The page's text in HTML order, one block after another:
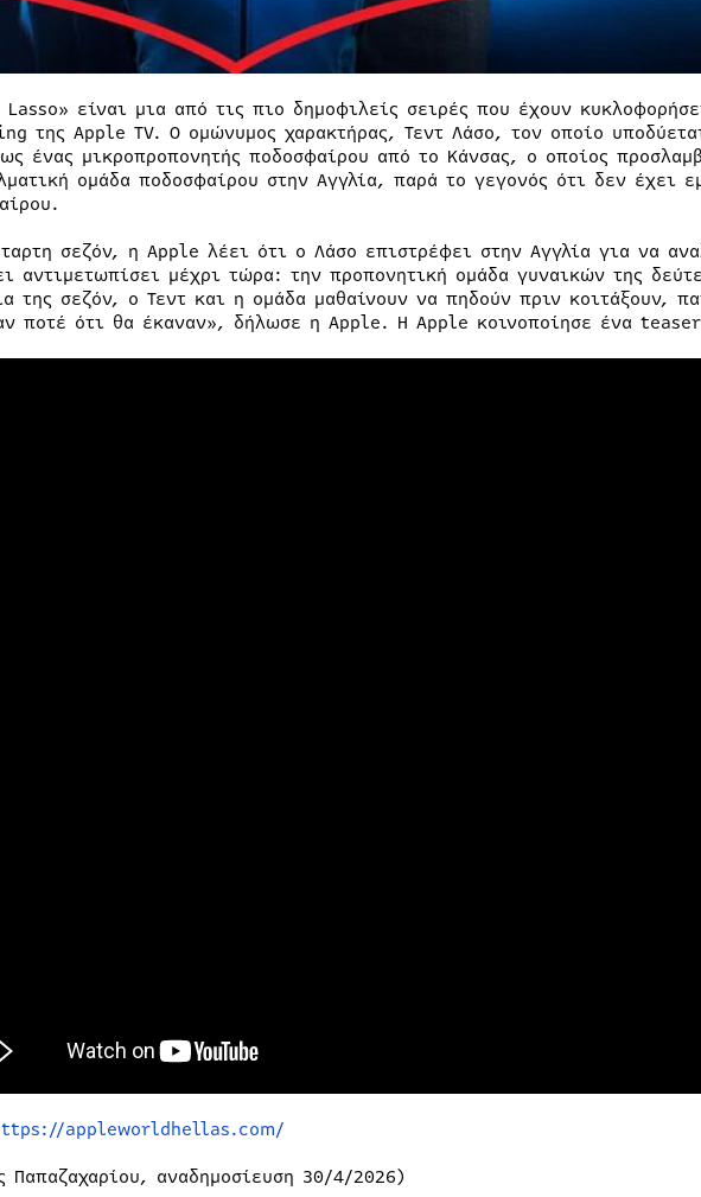
Lasso» είναι μια από τις πιο δημοφιλείς σειρές που έχουν
της Apple TV. Ο ομώνυμος χαρακτήρας, Τεντ Λάσο, τον οποίο
ένας μικροπροπονητής ποδοσφαίρου από το Κάνσας, ο οποίος
ομάδα ποδοσφαίρου στην Αγγλία, παρά το γεγονός ότι δεν έχει
σεζόν, η Apple λέει ότι ο Λάσο επιστρέφει στην Αγγλία για να
αντιμετωπίσει μέχρι τώρα: την προπονητική ομάδα γυναικών της
της σεζόν, ο Τεντ και η ομάδα μαθαίνουν να πηδούν πριν κοιτάξουν,
ποτέ ότι θα έκαναν», δήλωσε η Apple. Η Apple κοινοποίησε ένα
appleworldhellas.com/
Παπαζαχαρίου, αναδημοσίευση 30/4/2026)